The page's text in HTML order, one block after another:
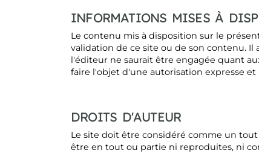
INFORMATIONS MISES À
Le contenu mis à disposition sur le
validation de ce site ou de son contenu.
l'éditeur ne saurait être engagée quant
faire l'objet d'une autorisation expresse
DROITS D'AUTEUR
Le site doit être considéré comme un
être en tout ou partie ni reproduites, ni